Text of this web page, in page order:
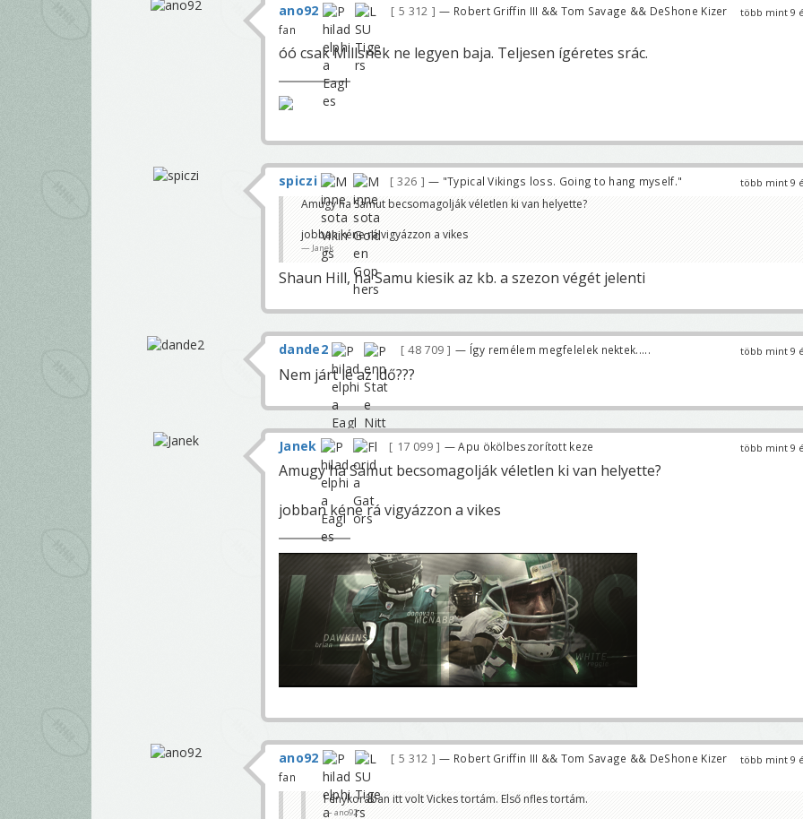
több mint 9
ano92 5 312
— Robert Griffin III && Tom Savage && DeShone Kizer
fan
óó csak Millsnek ne legyen baja. Teljesen ígéretes srác.
több mint 9
spiczi 326 — "Typical Vikings loss. Going to hang myself."
Amugy ha Samut becsomagolják véletlen ki van helyette?
jobban kéne rá vigyázzon a vikes
Janek
Shaun Hill, ha Samu kiesik az kb. a szezon végét jelenti
több mint 9
dande2 48 709 — Így remélem megfelelek nektek.....
Nem járt le az idő???
több mint 9
Janek 17 099 — Apu ökölbeszorított keze
Amugy ha Samut becsomagolják véletlen ki van helyette?
jobban kéne rá vigyázzon a vikes
több mint 9
ano92 5 312
— Robert Griffin III && Tom Savage && DeShone Kizer
fan
Fénykorában itt volt Vickes tortám. Első nfles tortám.
ano92